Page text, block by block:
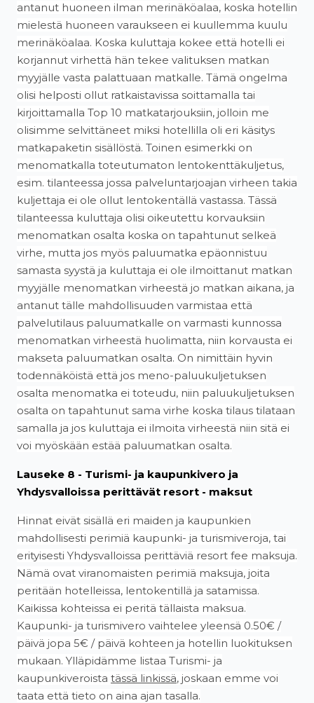
antanut huoneen ilman merinäköalaa, koska hotellin
mielestä huoneen varaukseen ei kuullemma kuulu
merinäköalaa. Koska kuluttaja kokee että hotelli ei
korjannut virhettä hän tekee valituksen matkan
myyjälle vasta palattuaan matkalle. Tämä ongelma
olisi helposti ollut ratkaistavissa soittamalla tai
kirjoittamalla Top 10 matkatarjouksiin, jolloin me
olisimme selvittäneet miksi hotellilla oli eri käsitys
matkapaketin sisällöstä. Toinen esimerkki on
menomatkalla toteutumaton lentokenttäkuljetus,
esim. tilanteessa jossa palveluntarjoajan virheen takia
kuljettaja ei ole ollut lentokentällä vastassa. Tässä
tilanteessa kuluttaja olisi oikeutettu korvauksiin
menomatkan osalta koska on tapahtunut selkeä
virhe, mutta jos myös paluumatka epäonnistuu
samasta syystä ja kuluttaja ei ole ilmoittanut matkan
myyjälle menomatkan virheestä jo matkan aikana, ja
antanut tälle mahdollisuuden varmistaa että
palvelutilaus paluumatkalle on varmasti kunnossa
menomatkan virheestä huolimatta, niin korvausta ei
makseta paluumatkan osalta. On nimittäin hyvin
todennäköistä että jos meno-paluukuljetuksen
osalta menomatka ei toteudu, niin paluukuljetuksen
osalta on tapahtunut sama virhe koska tilaus tilataan
samalla ja jos kuluttaja ei ilmoita virheestä niin sitä ei
voi myöskään estää paluumatkan osalta.
Lauseke 8 - Turismi- ja kaupunkivero ja
Yhdysvalloissa perittävät resort - maksut
Hinnat eivät sisällä eri maiden ja kaupunkien
mahdollisesti perimiä kaupunki- ja turismiveroja, tai
erityisesti Yhdysvalloissa perittäviä resort fee maksuja.
Nämä ovat viranomaisten perimiä maksuja, joita
peritään hotelleissa, lentokentillä ja satamissa.
Kaikissa kohteissa ei peritä tällaista maksua.
Kaupunki- ja turismivero vaihtelee yleensä 0.50€ /
päivä jopa 5€ / päivä kohteen ja hotellin luokituksen
mukaan. Ylläpidämme listaa Turismi- ja
kaupunkiveroista tässä linkissä, joskaan emme voi
taata että tieto on aina ajan tasalla.